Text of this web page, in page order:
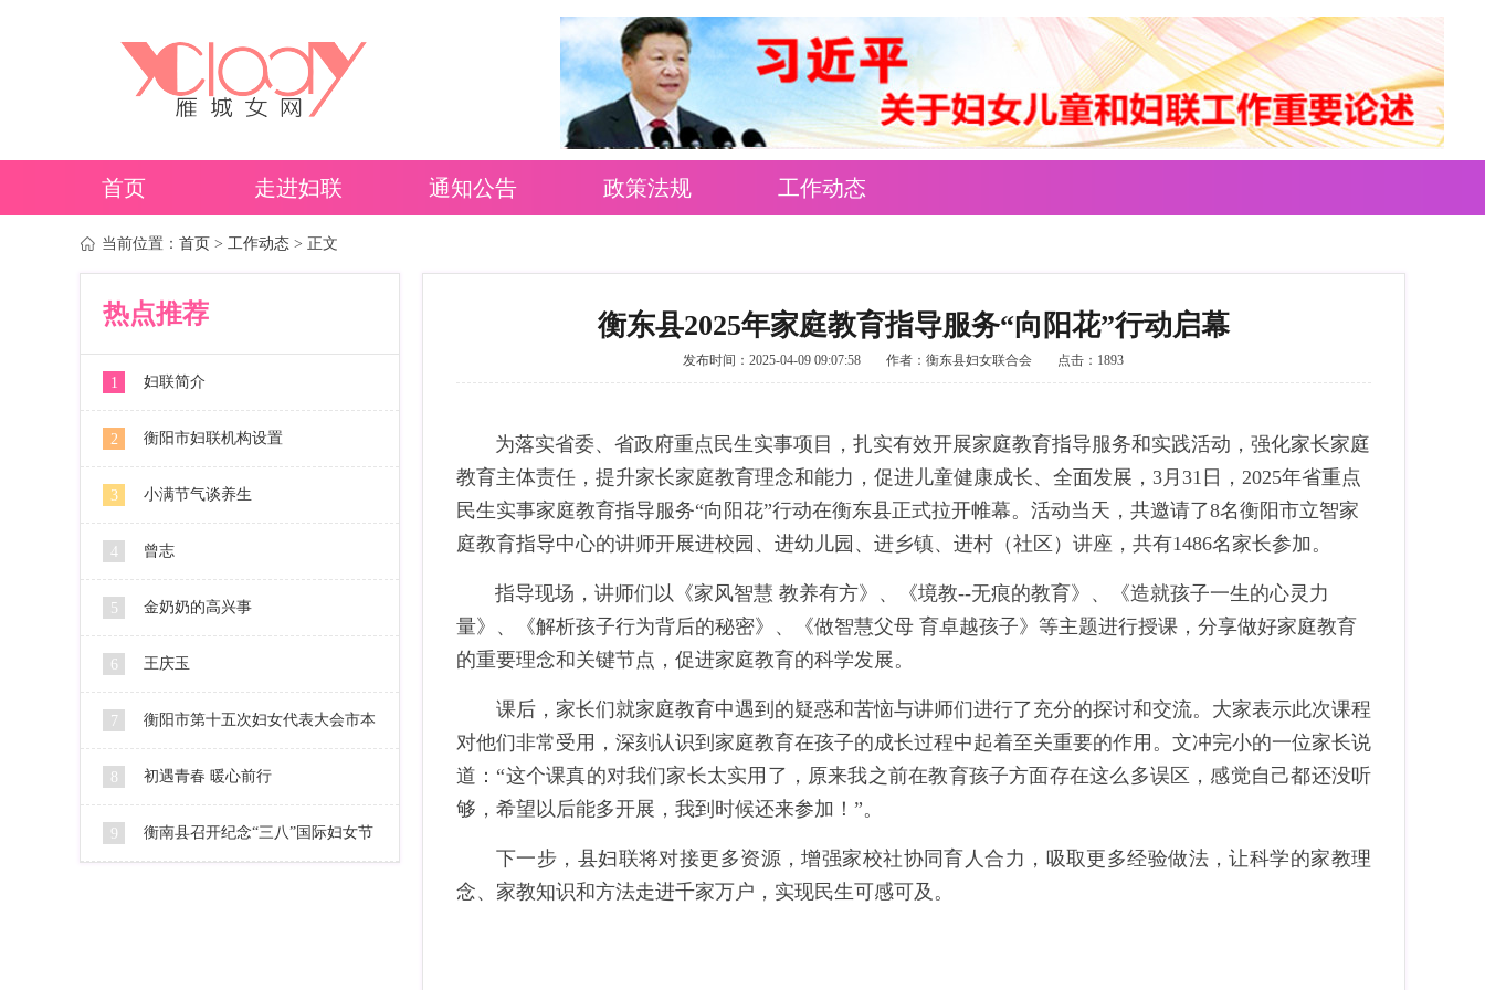
首页 走进妇联 通知公告 政策法规 工作动态
当前位置： 首页 > 工作动态 > 正文
热点推荐
1 妇联简介
2 衡阳市妇联机构设置
3 小满节气谈养生
4 曾志
5 金奶奶的高兴事
6 王庆玉
7 衡阳市第十五次妇女代表大会市本
级代表人选公示
8 初遇青春 暖心前行
9 衡南县召开纪念“三八”国际妇女节
衡东县2025年家庭教育指导服务“向阳花”行动启幕
发布时间：2025-04-09 09:07:58 作者：衡东县妇女联合会 点击：1893
为落实省委、省政府重点民生实事项目，扎实有效开展家庭教育指导服务和实践活动，强化家长家庭
教育主体责任，提升家长家庭教育理念和能力，促进儿童健康成长、全面发展，3月31日，2025年省重点
民生实事家庭教育指导服务“向阳花”行动在衡东县正式拉开帷幕。活动当天，共邀请了8名衡阳市立智家
庭教育指导中心的讲师开展进校园、进幼儿园、进乡镇、进村（社区）讲座，共有1486名家长参加。
指导现场，讲师们以《家风智慧 教养有方》、《境教--无痕的教育》、《造就孩子一生的心灵力
量》、《解析孩子行为背后的秘密》、《做智慧父母 育卓越孩子》等主题进行授课，分享做好家庭教育
的重要理念和关键节点，促进家庭教育的科学发展。
课后，家长们就家庭教育中遇到的疑惑和苦恼与讲师们进行了充分的探讨和交流。大家表示此次课程
对他们非常受用，深刻认识到家庭教育在孩子的成长过程中起着至关重要的作用。文冲完小的一位家长说
道：“这个课真的对我们家长太实用了，原来我之前在教育孩子方面存在这么多误区，感觉自己都还没听
够，希望以后能多开展，我到时候还来参加！”。
下一步，县妇联将对接更多资源，增强家校社协同育人合力，吸取更多经验做法，让科学的家教理
念、家教知识和方法走进千家万户，实现民生可感可及。